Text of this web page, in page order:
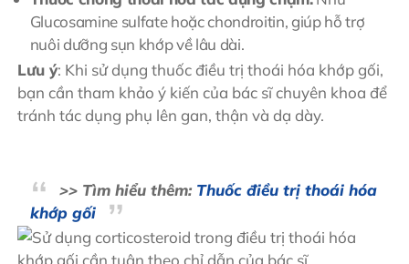
Glucosamine sulfate hoặc chondroitin, giúp hỗ trợ
nuôi dưỡng sụn khớp về lâu dài.
Lưu ý: Khi sử dụng thuốc điều trị thoái hóa khớp gối,
bạn cần tham khảo ý kiến của bác sĩ chuyên khoa để
tránh tác dụng phụ lên gan, thận và dạ dày.
>> Tìm hiểu thêm: Thuốc điều trị thoái hóa
khớp gối